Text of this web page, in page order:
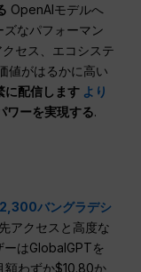
OpenAIモデルへ
なパフォーマン
セス、エコシステ
値がはるかに高い
配信します より
ワーを実現する.
バングラデシ
アクセスと高度な
ーはGlobalGPTを
額わずか$10.80か